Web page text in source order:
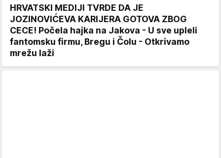
HRVATSKI MEDIJI TVRDE DA JE
JOZINOVIĆEVA KARIJERA GOTOVA ZBOG
CECE! Počela hajka na Jakova - U sve upleli
fantomsku firmu, Bregu i Čolu - Otkrivamo
mrežu laži